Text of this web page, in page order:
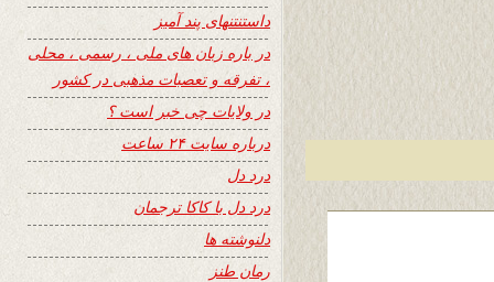
داستنتنهای پند آمیز
در باره زبان های ملی ، رسمی ، محلی
، تفرقه و تعصبات مذهبی در کشور
در ولایات چی خبر است ؟
درباره سایت ۲۴ ساعت
درد دل
درد دل با کاکا ترجمان
دلنوشته ها
رمان طنز